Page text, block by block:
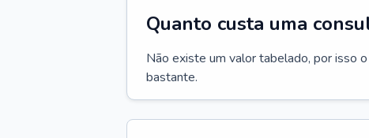
Quanto custa uma
Não existe um valor tabelado, por isso
bastante.